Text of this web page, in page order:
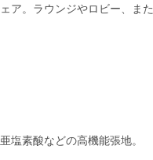
ア。ラウンジやロビー、また
塩素酸などの高機能張地。